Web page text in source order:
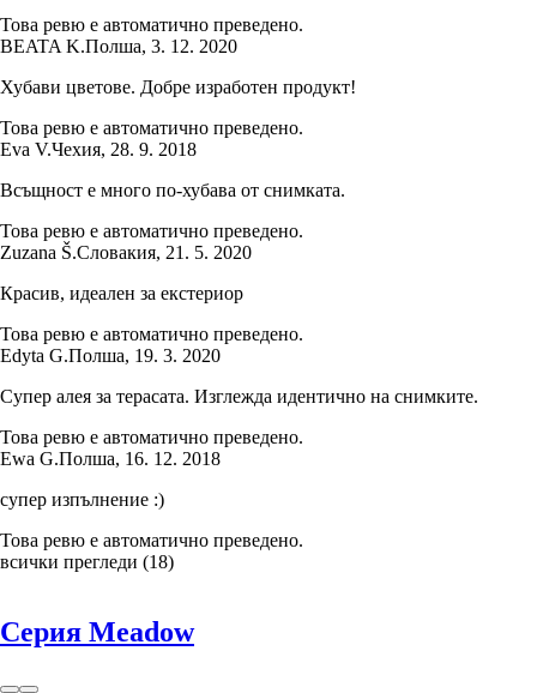
Това ревю е автоматично преведено.
BEATA K.Полша, 3. 12. 2020
Хубави цветове. Добре изработен продукт!
Това ревю е автоматично преведено.
Eva V.Чехия, 28. 9. 2018
Всъщност е много по-хубава от снимката.
Това ревю е автоматично преведено.
Zuzana Š.Словакия, 21. 5. 2020
Красив, идеален за екстериор
Това ревю е автоматично преведено.
Edyta G.Полша, 19. 3. 2020
Супер алея за терасата. Изглежда идентично на снимките.
Това ревю е автоматично преведено.
Ewa G.Полша, 16. 12. 2018
супер изпълнение :)
Това ревю е автоматично преведено.
всички прегледи (18)
Серия Meadow